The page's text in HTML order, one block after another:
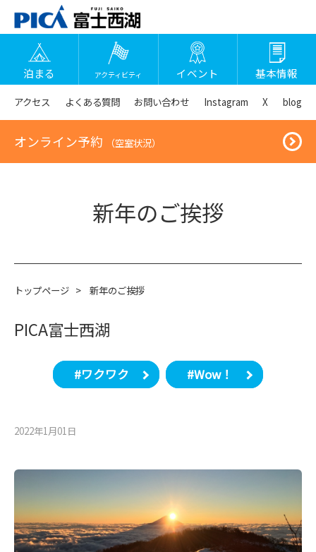
泊まる アクティビティ イベント 基本情報
アクセス よくある質問 お問い合わせ Instagram X blog
オンライン予約 （空室状況）
新年のご挨拶
トップページ > 新年のご挨拶
PICA富士西湖
#ワクワク #Wow！
2022年1月01⽇